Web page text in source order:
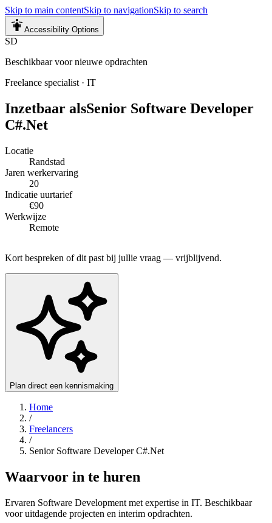
Skip to main contentSkip to navigationSkip to search
Accessibility Options
SD
Beschikbaar voor nieuwe opdrachten
Freelance specialist · IT
Inzetbaar alsSenior Software Developer
C#.Net
Locatie
Randstad
Jaren werkervaring
20
Indicatie uurtarief
€90
Werkwijze
Remote
Kort bespreken of dit past bij jullie vraag — vrijblijvend.
Plan direct een kennismaking
Home
/
Freelancers
/
Senior Software Developer C#.Net
Waarvoor in te huren
Ervaren Software Development met expertise in IT. Beschikbaar
voor uitdagende projecten en interim opdrachten.